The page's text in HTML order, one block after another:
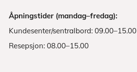
Åpningstider (mandag–fredag):
Kundesenter/sentralbord: 09.00–15.00
Resepsjon: 08.00–15.00